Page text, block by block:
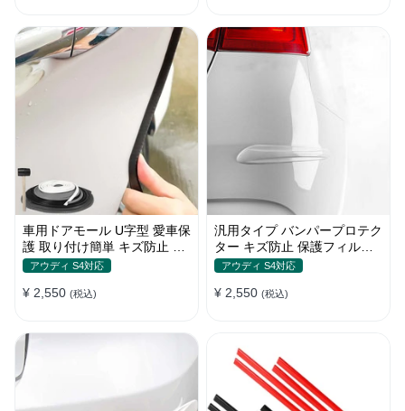
車用ドアモール U字型 愛車保
護 取り付け簡単 キズ防止 騒
音低減 5m バンパーストリッ
アウディ S4対応
¥ 2,550 (税込)
汎用タイプ バンパープロテク
ター キズ防止 保護フィルム
取り付け簡単 フィット感抜群
アウディ S4対応
¥ 2,550 (税込)